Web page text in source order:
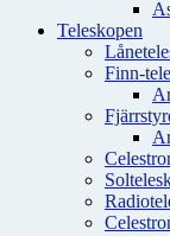
Teleskopen
Finn-